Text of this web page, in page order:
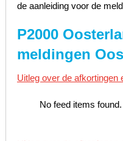
de aanleiding voor de
P2000
meldingen
Uitleg over de afkortingen
No feed items found.